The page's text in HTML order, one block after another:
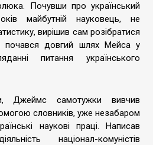
Почувши про український
майбутній науковець, не
вирішив сам розібратися
почався довгий шлях Мейса у
питання українського
Джеймс самотужки вивчив
словників, уже незабаром
наукові праці. Написав
націонал-комуністів